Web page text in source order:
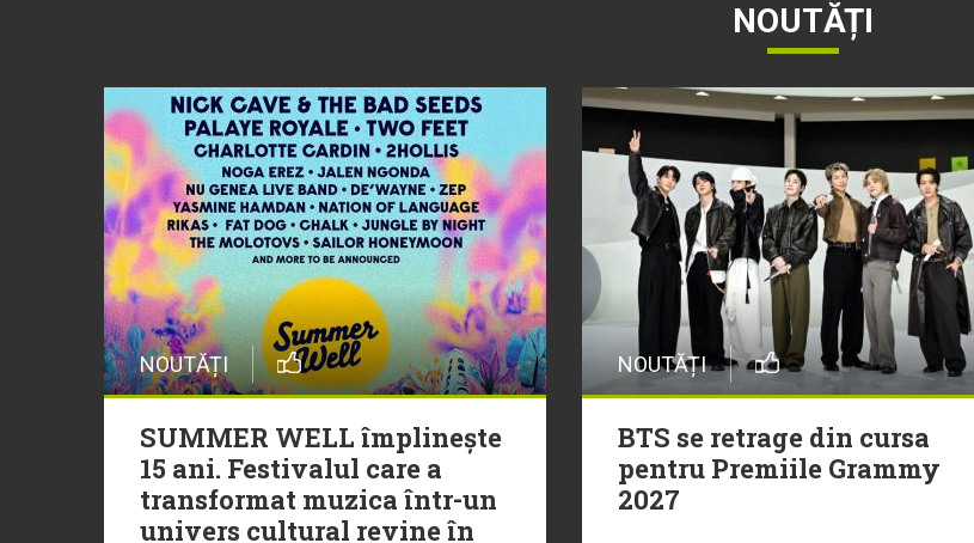
NOUTĂȚI
NOUTĂȚI
SUMMER WELL împlinește
15 ani. Festivalul care a
transformat muzica într-un
univers cultural revine în
NOUTĂȚI
BTS se retrage din cursa
pentru Premiile Grammy
2027